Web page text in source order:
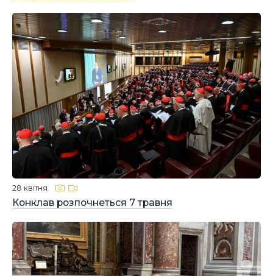
Конклав розпочнеться 7 травня
28 квітня